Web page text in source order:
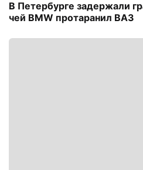
В Петербурге задержали
чей BMW протаранил ВАЗ